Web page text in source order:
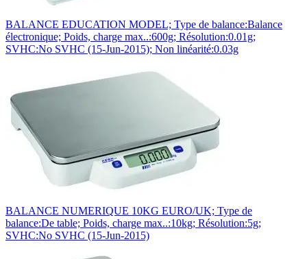
BALANCE EDUCATION MODEL; Type de balance:Balance
électronique; Poids, charge max..:600g; Résolution:0.01g;
SVHC:No SVHC (15-Jun-2015); Non linéarité:0.03g
BALANCE NUMERIQUE 10KG EURO/UK; Type de
balance:De table; Poids, charge max..:10kg; Résolution:5g;
SVHC:No SVHC (15-Jun-2015)